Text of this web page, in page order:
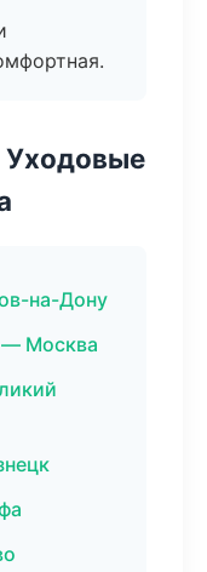
на-Дону
— Москва